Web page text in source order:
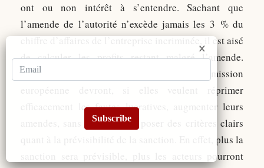
ont ou non intérêt à s’entendre. Sachant que
l’amende de l’autorité n’excède jamais les 3 % du
chiffre d’affaires de l’entreprise incriminée, il est aisé
de calculer les profits restant malgré l’amende.
L’autorité de la concurrence et la commission
européenne devront, si elles veulent réprimer
efficacement les fautes lucratives, augmenter leurs
amendes, sans pour autant, poser des critères clairs
quant à la prévisibilité de la sanction. En effet, plus la
sanction sera prévisible, plus les acteurs pourront
Subscribe